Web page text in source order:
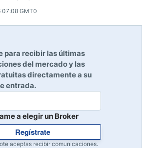
07:08 GMT0
para recibir las últimas
del mercado y las
directamente a su
entrada.
a elegir un Broker
Regístrate
aceptas recibir comunicaciones.